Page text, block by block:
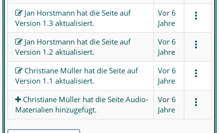
Jan Horstmann hat die Seite auf
Version 1.3 aktualisiert.
Vor 6
Jahre
Jan Horstmann hat die Seite auf
Version 1.2 aktualisiert.
Vor 6
Jahre
Christiane Müller hat die Seite auf
Version 1.1 aktualisiert.
Vor 6
Jahre
Christiane Müller hat die Seite Audio-
Materialien hinzugefügt.
Vor 6
Jahre